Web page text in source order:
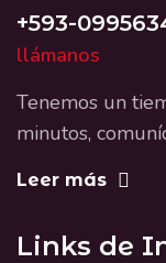
+593-
llámanos
Tenemos un
minutos,
Leer más
Links de